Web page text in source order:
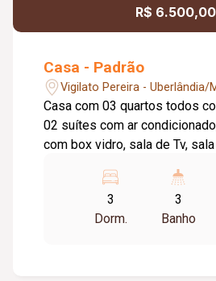
R$
Casa - Padrão
Vigilato Pereira - Uberlândia/
Casa com 03 quartos todos
02 suítes com ar
com box vidro, sala de Tv,
box vidro, área de serviço,
gourmet com churrasqueira e
carros, cerca eletrônica e
3
Dorm.
3
Banho